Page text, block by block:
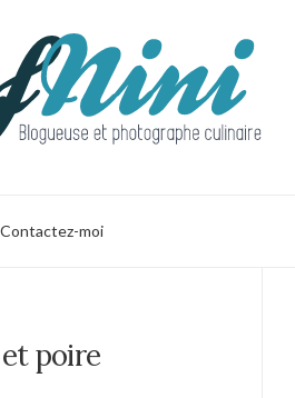
Contactez-moi
poire